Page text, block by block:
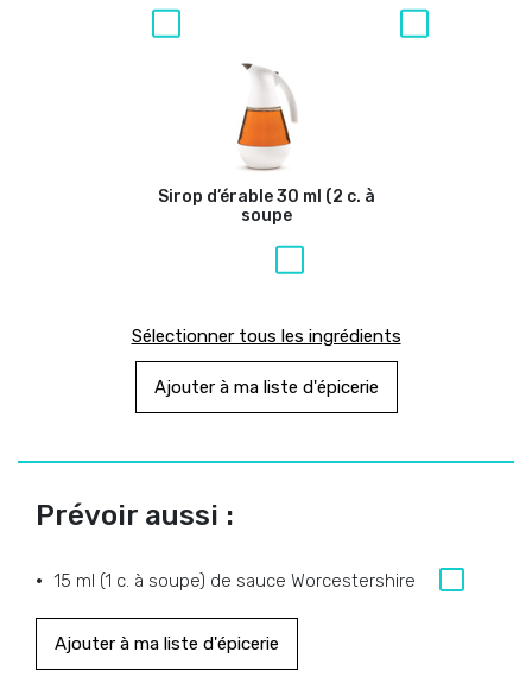
Sirop d’érable 30 ml (2 c. à
soupe
Sélectionner tous les ingrédients
Ajouter à ma liste d'épicerie
Prévoir aussi :
15 ml (1 c. à soupe) de sauce Worcestershire
Ajouter à ma liste d'épicerie